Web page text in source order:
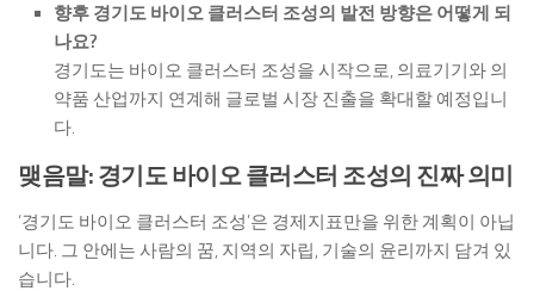
향후 경기도 바이오 클러스터 조성의 발전 방향은 어떻게 되
나요?
경기도는 바이오 클러스터 조성을 시작으로, 의료기기와 의
약품 산업까지 연계해 글로벌 시장 진출을 확대할 예정입니
다.
맺음말: 경기도 바이오 클러스터 조성의 진짜 의미
‘경기도 바이오 클러스터 조성’은 경제지표만을 위한 계획이 아닙
니다. 그 안에는 사람의 꿈, 지역의 자립, 기술의 윤리까지 담겨 있
습니다.